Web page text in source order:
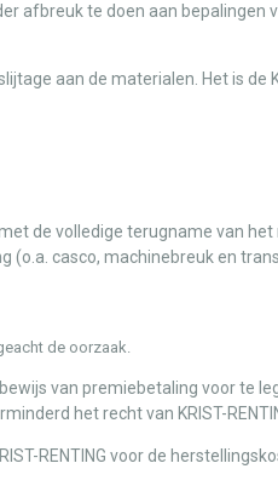
afbreuk te doen aan bepalingen
aan de materialen. Het is
de volledige terugname van het
(o.a. casco, machinebreuk en
de oorzaak.
van premiebetaling voor te
het recht van KRIST-
RENTING voor de